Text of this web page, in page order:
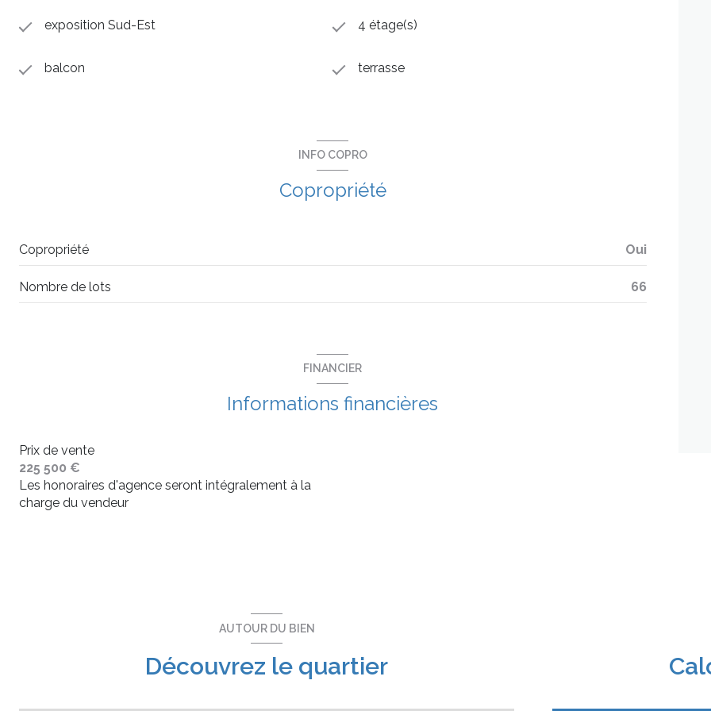
exposition Sud-Est 4 étage(s)
balcon terrasse
INFO COPRO
Copropriété
Copropriété Oui
Nombre de lots 66
FINANCIER
Informations financières
Prix de vente
225 500 €
Les honoraires d'agence seront intégralement à la
charge du vendeur
AUTOUR DU BIEN
Découvrez le quartier